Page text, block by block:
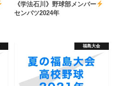
《学法石川》野球部メンバー
センバツ2024年
福島大会